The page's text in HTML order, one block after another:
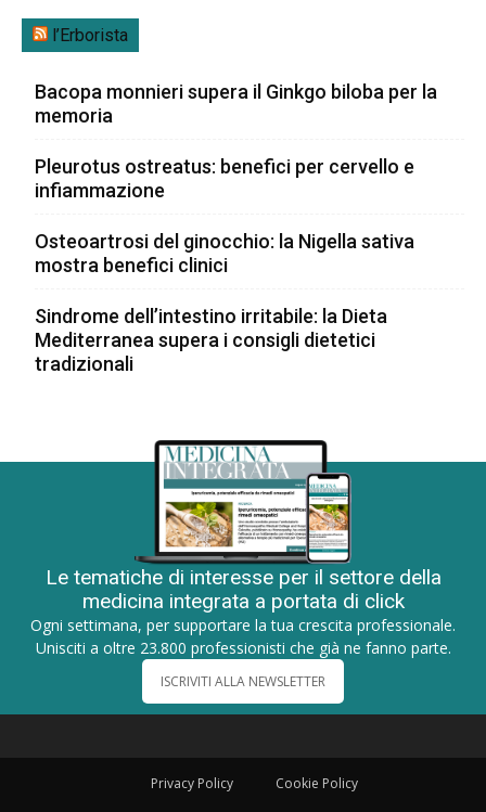
l’Erborista
Bacopa monnieri supera il Ginkgo biloba per la
memoria
Pleurotus ostreatus: benefici per cervello e
infiammazione
Osteoartrosi del ginocchio: la Nigella sativa
mostra benefici clinici
Sindrome dell’intestino irritabile: la Dieta
Mediterranea supera i consigli dietetici
tradizionali
Le tematiche di interesse per il settore della
medicina integrata a portata di click
Ogni settimana, per supportare la tua crescita professionale.
Unisciti a oltre 23.800 professionisti che già ne fanno parte.
ISCRIVITI ALLA NEWSLETTER
Privacy Policy Cookie Policy